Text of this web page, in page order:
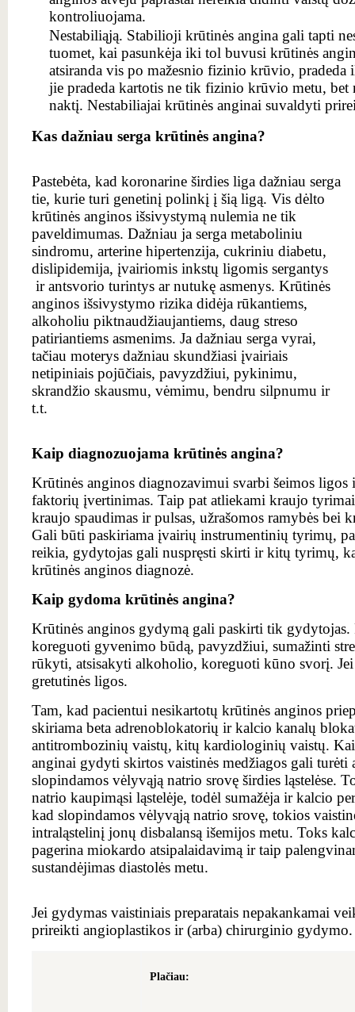
kontroliuojama.
Nestabiliąją. Stabilioji krūtinės angina gali tapti
tuomet, kai pasunkėja iki tol buvusi krūtinės
atsiranda vis po mažesnio fizinio krūvio,
jie pradeda kartotis ne tik fizinio krūvio metu, bet
naktį. Nestabiliajai krūtinės anginai suvaldyti
Kas dažniau serga krūtinės angina?
Pastebėta, kad koronarine širdies liga dažniau serga
tie, kurie turi genetinį polinkį į šią ligą. Vis dėlto
krūtinės anginos išsivystymą nulemia ne tik
paveldimumas. Dažniau ja serga metaboliniu
sindromu, arterine hipertenzija, cukriniu diabetu,
dislipidemija, įvairiomis inkstų ligomis sergantys
ir antsvorio turintys ar nutukę asmenys. Krūtinės
anginos išsivystymo rizika didėja rūkantiems,
alkoholiu piktnaudžiaujantiems, daug streso
patiriantiems asmenims. Ja dažniau serga vyrai,
tačiau moterys dažniau skundžiasi įvairiais
netipiniais pojūčiais, pavyzdžiui, pykinimu,
skrandžio skausmu, vėmimu, bendru silpnumu ir
t.t.
Kaip diagnozuojama krūtinės angina?
Krūtinės anginos diagnozavimui svarbi šeimos
faktorių įvertinimas. Taip pat atliekami kraujo
kraujo spaudimas ir pulsas, užrašomos ramybės bei
Gali būti paskiriama įvairių instrumentinių tyrimų,
reikia, gydytojas gali nuspręsti skirti ir kitų tyrimų,
krūtinės anginos diagnozė.
Kaip gydoma krūtinės angina?
Krūtinės anginos gydymą gali paskirti tik gydytojas.
koreguoti gyvenimo būdą, pavyzdžiui, sumažinti
rūkyti, atsisakyti alkoholio, koreguoti kūno svorį.
gretutinės ligos.
Tam, kad pacientui nesikartotų krūtinės anginos
skiriama beta adrenoblokatorių ir kalcio kanalų
antitrombozinių vaistų, kitų kardiologinių vaistų.
anginai gydyti skirtos vaistinės medžiagos gali
slopindamos vėlyvąją natrio srovę širdies ląstelėse.
natrio kaupimąsi ląstelėje, todėl sumažėja ir kalcio
kad slopindamos vėlyvąją natrio srovę, tokios
intraląstelinį jonų disbalansą išemijos metu. Toks
pagerina miokardo atsipalaidavimą ir taip
sustandėjimas diastolės metu.
Jei gydymas vaistiniais preparatais nepakankamai
prireikti angioplastikos ir (arba) chirurginio gydymo.
Plačiau: